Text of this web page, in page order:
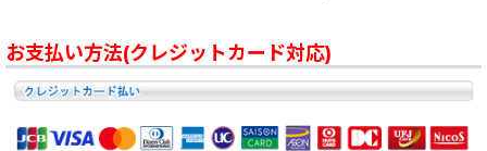
お支払い方法(クレジットカード対応)